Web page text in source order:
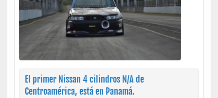
El primer Nissan 4 cilindros N/A de
Centroamérica, está en Panamá.